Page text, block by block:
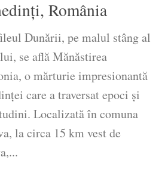
România
Dunării, pe malul stâng al
se află Mănăstirea
o mărturie impresionantă
care a traversat epoci și
Localizată în comuna
la circa 15 km vest de